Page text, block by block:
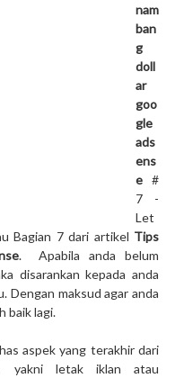
nam
ban
g
doll
ar
goo
gle
ads
ens
e #
7 -
Let
Bagian 7 dari artikel Tips
. Apabila anda belum
disarankan kepada anda
Dengan maksud agar anda
baik lagi.
aspek yang terakhir dari
yakni letak iklan atau